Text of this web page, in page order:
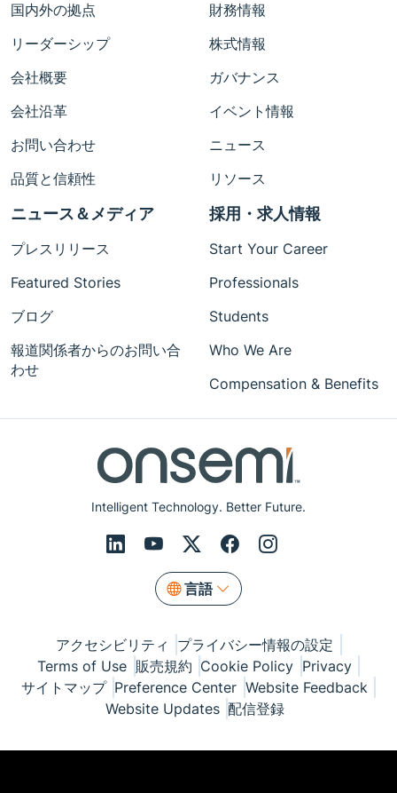
Intelligent Technology. Better Future.
言語
国内外の拠点
リーダーシップ
会社概要
会社沿革
お問い合わせ
品質と信頼性
財務情報
株式情報
ガバナンス
イベント情報
ニュース
リソース
ニュース＆メディア
プレスリリース
Featured Stories
ブログ
報道関係者からのお問い合
わせ
採用・求人情報
Start Your Career
Professionals
Students
Who We Are
Compensation & Benefits
アクセシビリティ
プライバシー情報の設定
Terms of Use 販売規約 Cookie Policy Privacy
サイトマップ Preference Center Website Feedback
Website Updates 配信登録
© Copyright 1999-2026 Semiconductor Components